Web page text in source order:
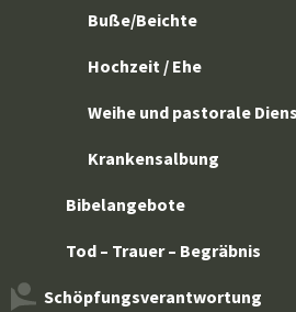
Buße/Beichte
Hochzeit / Ehe
Weihe und pastorale
Krankensalbung
Bibelangebote
Tod – Trauer – Begräbnis
Schöpfungsverantwortung